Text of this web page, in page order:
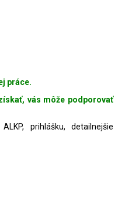
práce.
vás môže podporovať
prihlášku, detailnejšie